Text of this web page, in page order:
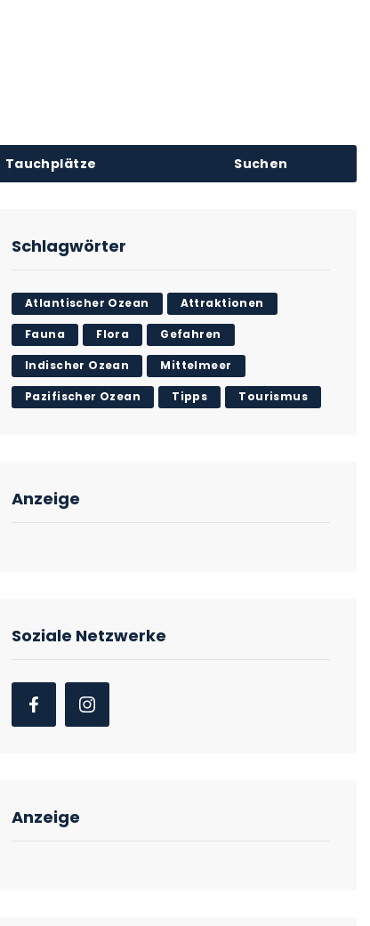
Tauchplätze Suchen
Schlagwörter
Atlantischer Ozean Attraktionen
Fauna Flora Gefahren
Indischer Ozean Mittelmeer
Pazifischer Ozean Tipps Tourismus
Anzeige
Soziale Netzwerke
Anzeige